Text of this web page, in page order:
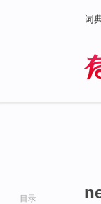
词
目录